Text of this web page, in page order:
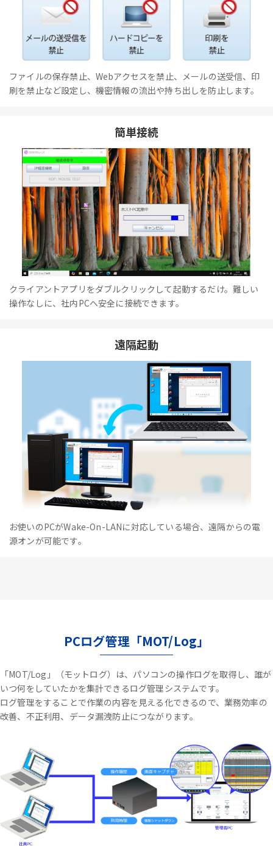
ファイルの保存禁止、Webアクセスを禁止、メールの送受信、印
刷を禁止など設定し、機密情報の流出や持ち出しを防止します。
簡単接続
クライアントアプリをダブルクリックして起動するだけ。難しい
操作なしに、社内PCへ安全に接続できます。
遠隔起動
お使いのPCがWake-On-LANに対応している場合、遠隔からの電
源オンが可能です。
PCログ管理「MOT/Log」
「MOT/Log」（モットログ）は、パソコンの操作ログを取得し、誰が
いつ何をしていたかを集計できるログ管理システムです。
ログ管理をすることで作業の内容を見える化できるので、業務効率の
改善、不正利用、データ漏洩防止につながります。